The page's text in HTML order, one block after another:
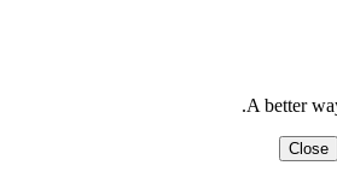
A better
.
Close